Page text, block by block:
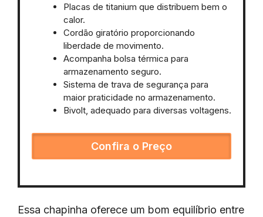
Placas de titanium que distribuem bem o
calor.
Cordão giratório proporcionando
liberdade de movimento.
Acompanha bolsa térmica para
armazenamento seguro.
Sistema de trava de segurança para
maior praticidade no armazenamento.
Bivolt, adequado para diversas voltagens.
Confira o Preço
Essa chapinha oferece um bom equilíbrio entre